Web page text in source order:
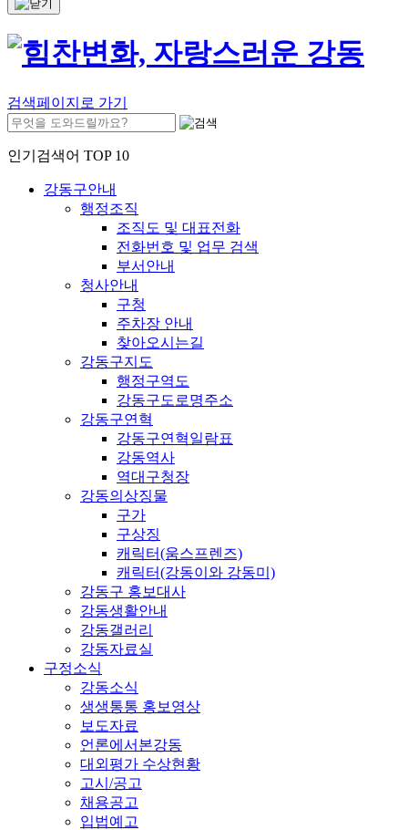
검색페이지로 가기
인기검색어 TOP 10
강동구안내
행정조직
조직도 및 대표전화
전화번호 및 업무 검색
부서안내
청사안내
구청
주차장 안내
찾아오시는길
강동구지도
행정구역도
강동구도로명주소
강동구연혁
강동구연혁일람표
강동역사
역대구청장
강동의상징물
구가
구상징
캐릭터(움스프렌즈)
캐릭터(강동이와 강동미)
강동구 홍보대사
강동생활안내
강동갤러리
강동자료실
구정소식
강동소식
생생통통 홍보영상
보도자료
언론에서본강동
대외평가 수상현황
고시/공고
채용공고
입법예고